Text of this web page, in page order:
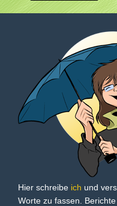
Hier schreibe ich und
Worte zu fassen.